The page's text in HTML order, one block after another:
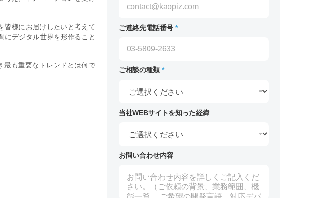
皆様にお届けしたいと考えて
にデジタル世界を形作ること
最も重要なトレンドとは何で
ご連絡先電話番号 *
ご相談の種類 *
当社WEBサイトを知った経緯
お問い合わせ内容